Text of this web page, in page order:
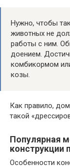
Нужно, чтобы
животных не
работы с ним.
доением.
комбикормом
козы.
Как правило,
такой
Популярная
конструкции
Особенности